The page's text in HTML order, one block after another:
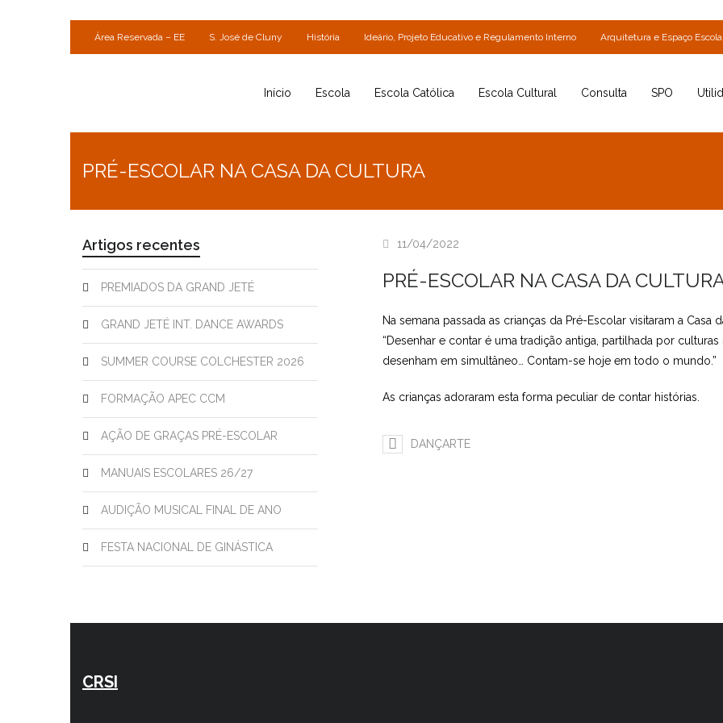
Área Reservada – EE S. José de Cluny História Ideário, Projeto Educativo e Regulamento Interno Arquitetura e Espaço
Início Escola Escola Católica Escola Cultural Consulta SPO
PRÉ-ESCOLAR NA CASA DA CULTURA
11/04/2022
PRÉ-ESCOLAR NA CASA DA
Na semana passada as crianças da Pré-Escolar visitaram a Casa
“Desenhar e contar é uma tradição antiga, partilhada por
desenham em simultâneo… Contam-se hoje em todo o mundo.”
As crianças adoraram esta forma peculiar de contar histórias.
DANÇARTE
Artigos recentes
PREMIADOS DA GRAND JETÉ
GRAND JETÉ INT. DANCE AWARDS
SUMMER COURSE COLCHESTER 2026
FORMAÇÃO APEC CCM
AÇÃO DE GRAÇAS PRÉ-ESCOLAR
MANUAIS ESCOLARES 26/27
AUDIÇÃO MUSICAL FINAL DE ANO
FESTA NACIONAL DE GINÁSTICA
CRSI